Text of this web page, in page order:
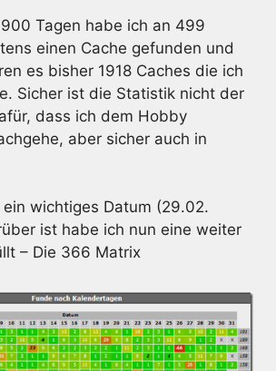
Tagen habe ich an 499
einen Cache gefunden und
es bisher 1918 Caches die ich
Sicher ist die Statistik nicht der
dass ich dem Hobby
aber sicher auch in
wichtiges Datum (29.02.
ist habe ich nun eine weiter
– Die 366 Matrix